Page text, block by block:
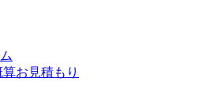
お見積もり